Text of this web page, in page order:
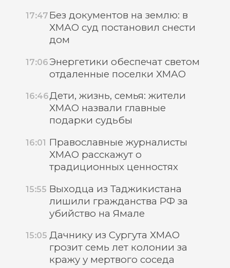
17:47 Без документов на землю: в
ХМАО суд постановил снести
дом
17:06 Энергетики обеспечат светом
отдаленные поселки ХМАО
16:46Дети, жизнь, семья: жители
ХМАО назвали главные
подарки судьбы
16:01 Православные журналисты
ХМАО расскажут о
традиционных ценностях
15:55 Выходца из Таджикистана
лишили гражданства РФ за
убийство на Ямале
15:05 Дачнику из Сургута ХМАО
грозит семь лет колонии за
кражу у мертвого соседа